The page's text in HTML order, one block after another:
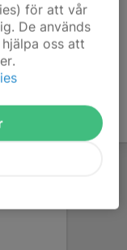
för att vår
De används
oss att